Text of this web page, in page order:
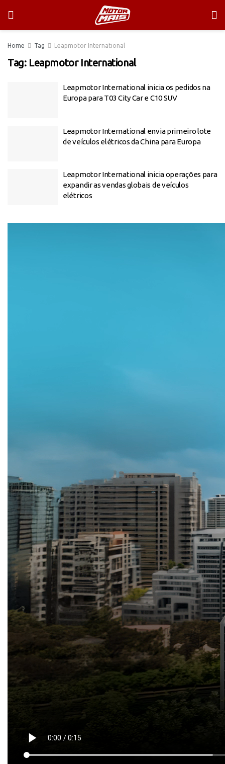
Home Tag Leapmotor International
Tag: Leapmotor International
Leapmotor International inicia os pedidos na
Europa para T03 City Car e C10 SUV
Leapmotor International envia primeiro lote
de veículos elétricos da China para Europa
Leapmotor International inicia operações para
expandir as vendas globais de veículos
elétricos